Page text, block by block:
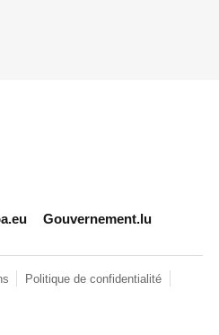
Gouvernement.lu
Politique de confidentialité